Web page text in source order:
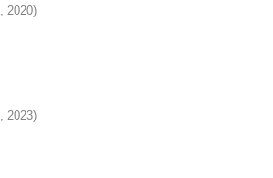
, 2020)
, 2023)